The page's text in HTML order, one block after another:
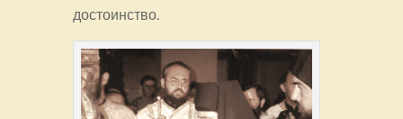
достоинство.